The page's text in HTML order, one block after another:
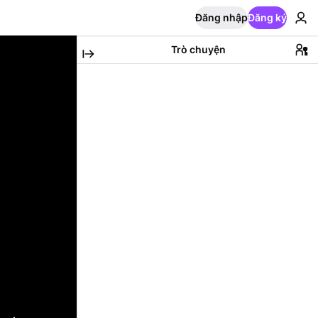
Đăng nhậpĐăng ký
Trò chuyện